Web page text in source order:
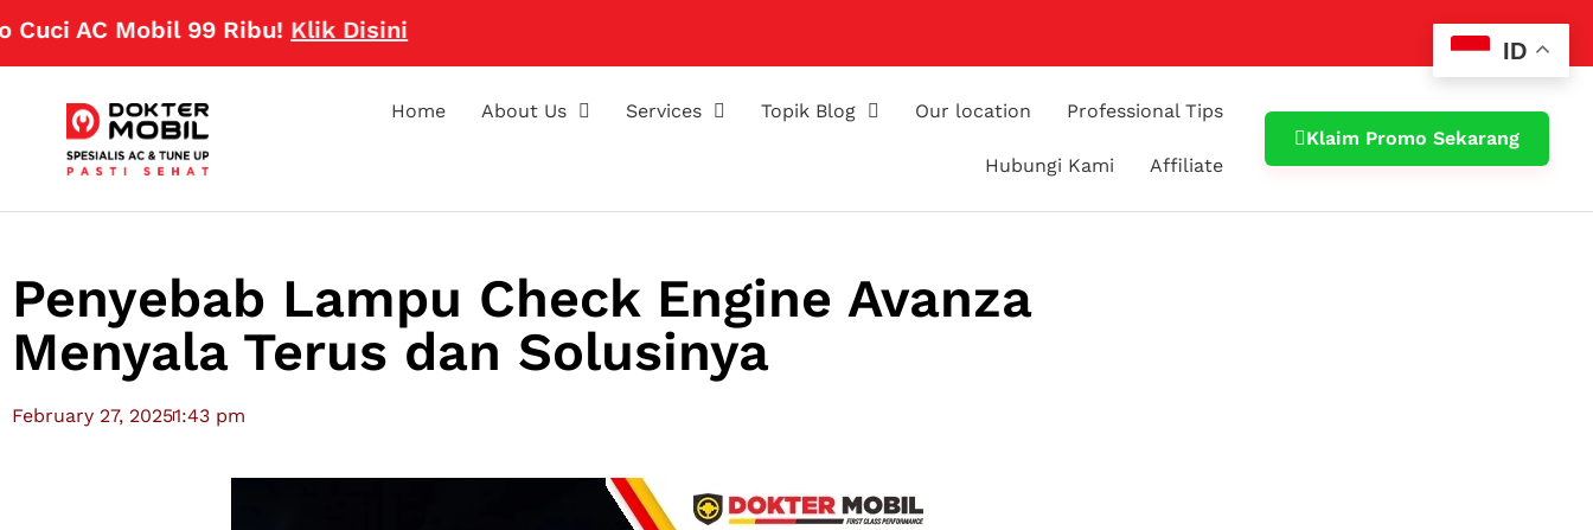
Mobil 99 Ribu! Klik Disini
Home About Us Services Topik Blog Our location Professional Tips
Hubungi Kami Affiliate
Klaim Promo Sekarang
Penyebab Lampu Check Engine Avanza
Menyala Terus dan Solusinya
February 27, 20251:43 pm
ID